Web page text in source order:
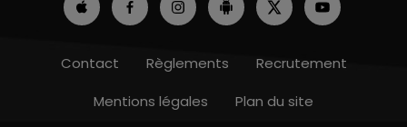
Contact Règlements
Recrutement
Mentions légales
Plan du site